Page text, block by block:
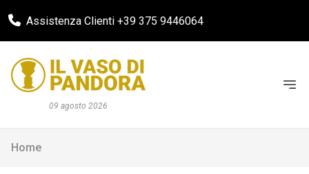
Assistenza Clienti +39 375 9446064
09 agosto 2026
Home